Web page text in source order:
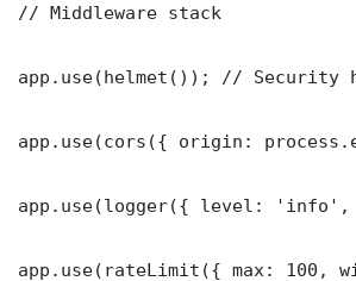
// Middleware stack
app.use(helmet()); // Security
app.use(cors({ origin:
app.use(logger({ level:
app.use(rateLimit({ max: 100,